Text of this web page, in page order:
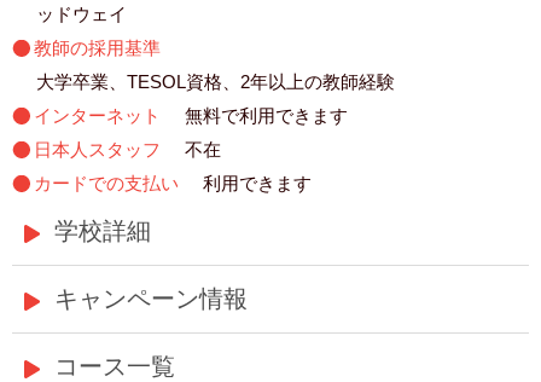
ッドウェイ
教師の採用基準
大学卒業、TESOL資格、2年以上の教師経験
インターネット
無料で利用できます
日本人スタッフ
不在
カードでの支払い
利用できます
学校詳細
キャンペーン情報
コース一覧